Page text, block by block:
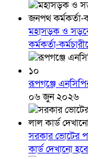
মহাসড়ক ও
কর্মকর্তা-
রূপগঞ্জে
০৬ জুন ২০২৬
সরকার ভোটের
কার্ড দেখানো